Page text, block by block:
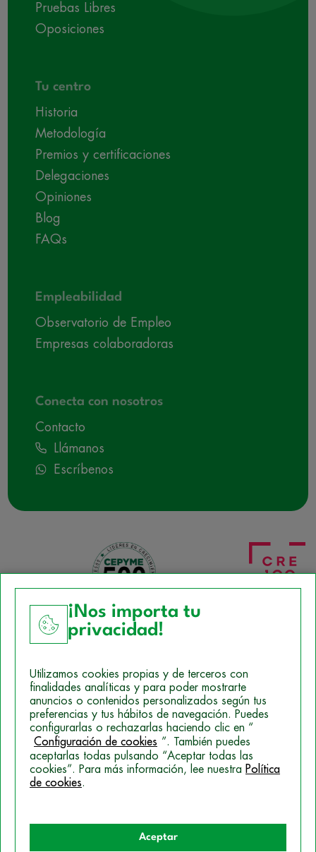
Pruebas Libres
Oposiciones
Tu centro
Historia
Metodología
Premios y certificaciones
Delegaciones
Opiniones
Blog
FAQs
Empleabilidad
Observatorio de Empleo
Empresas colaboradoras
Conecta con nosotros
Contacto
Llámanos
Escríbenos
Política de Cookies
Mapa del sitio
Politica de Privacidad
© 2026 Campus Training
¡Nos importa tu
privacidad!
Utilizamos cookies propias y de terceros con
finalidades analíticas y para poder mostrarte
anuncios o contenidos personalizados según tus
preferencias y tus hábitos de navegación. Puedes
configurarlas o rechazarlas haciendo clic en “
Configuración de cookies ”. También puedes
aceptarlas todas pulsando “Aceptar todas las
cookies”. Para más información, lee nuestra Política
de cookies.
Aceptar